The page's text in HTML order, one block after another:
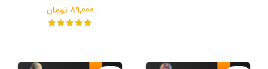
89,000 تومان